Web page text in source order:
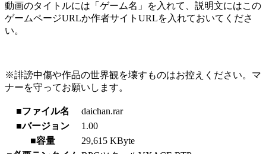
動画のタイトルには「ゲーム名」を入れて、説明文にはこの
ゲームページURLか作者サイトURLを入れておいてくださ
い。
※誹謗中傷や作品の世界観を壊すものはお控えください。マ
ナーを守ってお願いします。
■ファイル名
daichan.rar
■バージョン
1.00
■容量
29,615 KByte